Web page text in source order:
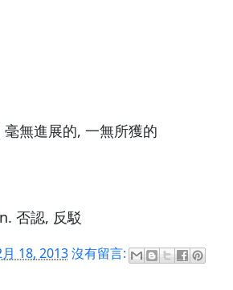
無進展的, 一無所獲的
否認, 反駁
18, 2013沒有留言: